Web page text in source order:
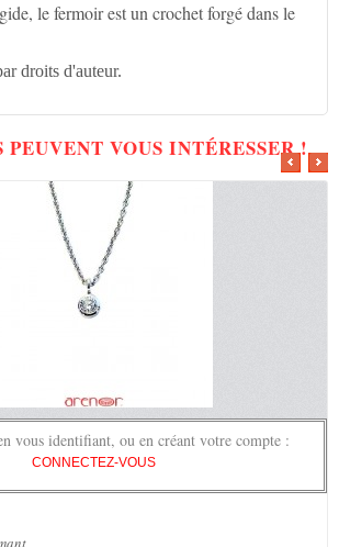
le fermoir est un crochet forgé dans le
droits d'auteur.
PEUVENT VOUS INTÉRESSER !
vous identifiant, ou en créant votre compte :
CONNECTEZ-VOUS